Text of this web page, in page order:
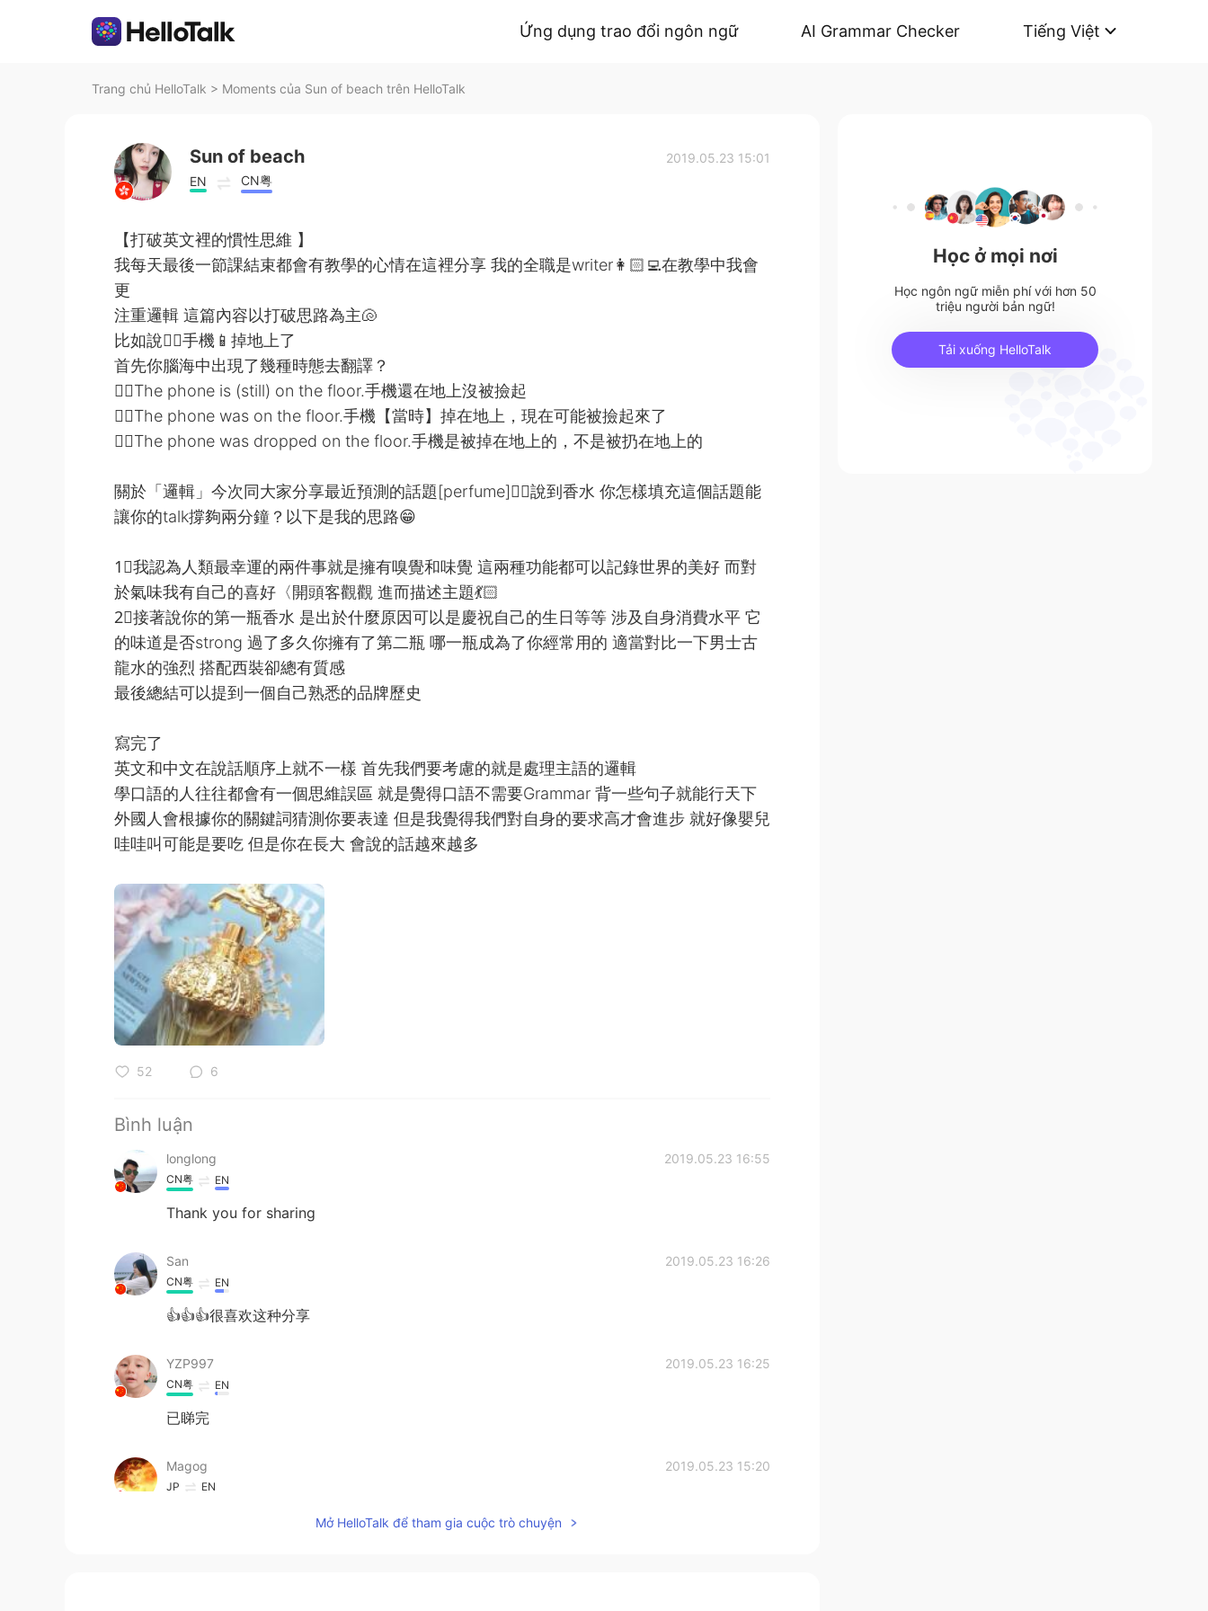
Ứng dụng trao đổi ngôn ngữ AI Grammar Checker Tiếng Việt
Trang chủ HelloTalk > Moments của Sun of beach trên HelloTalk
Sun of beach
EN CN粤
2019.05.23 15:01
【打破英文裡的慣性思維 】
我每天最後一節課結束都會有教學的心情在這裡分享 我的全職是writer👩🏻‍💻在教學中我會
更
注重邏輯 這篇內容以打破思路為主🐚
比如說👉🏻手機📱掉地上了
首先你腦海中出現了幾種時態去翻譯？
✍🏻The phone is (still) on the floor.手機還在地上沒被撿起
✍🏻The phone was on the floor.手機【當時】掉在地上，現在可能被撿起來了
✍🏻The phone was dropped on the floor.手機是被掉在地上的，不是被扔在地上的
關於「邏輯」今次同大家分享最近預測的話題[perfume]🧚‍♀️說到香水 你怎樣填充這個話題能
讓你的talk撐夠兩分鐘？以下是我的思路😁
1⃣️我認為人類最幸運的兩件事就是擁有嗅覺和味覺 這兩種功能都可以記錄世界的美好 而對
於氣味我有自己的喜好〈開頭客觀觀 進而描述主題💃🏻
2⃣️接著說你的第一瓶香水 是出於什麼原因可以是慶祝自己的生日等等 涉及自身消費水平 它
的味道是否strong 過了多久你擁有了第二瓶 哪一瓶成為了你經常用的 適當對比一下男士古
龍水的強烈 搭配西裝卻總有質感
最後總結可以提到一個自己熟悉的品牌歷史
寫完了
英文和中文在說話順序上就不一樣 首先我們要考慮的就是處理主語的邏輯
學口語的人往往都會有一個思維誤區 就是覺得口語不需要Grammar 背一些句子就能行天下
外國人會根據你的關鍵詞猜測你要表達 但是我覺得我們對自身的要求高才會進步 就好像嬰兒
哇哇叫可能是要吃 但是你在長大 會說的話越來越多
52 6
Bình luận
longlong 2019.05.23 16:55
CN粤 EN
Thank you for sharing
San 2019.05.23 16:26
CN粤 EN
👍👍👍很喜欢这种分享
YZP997 2019.05.23 16:25
CN粤 EN
已睇完
Magog 2019.05.23 15:20
JP EN
Is there any meaning for the unicorn?Mở HelloTalk để tham gia cuộc trò chuyện
Học ở mọi nơi
Học ngôn ngữ miễn phí với hơn 50
triệu người bản ngữ!
Tải xuống HelloTalk